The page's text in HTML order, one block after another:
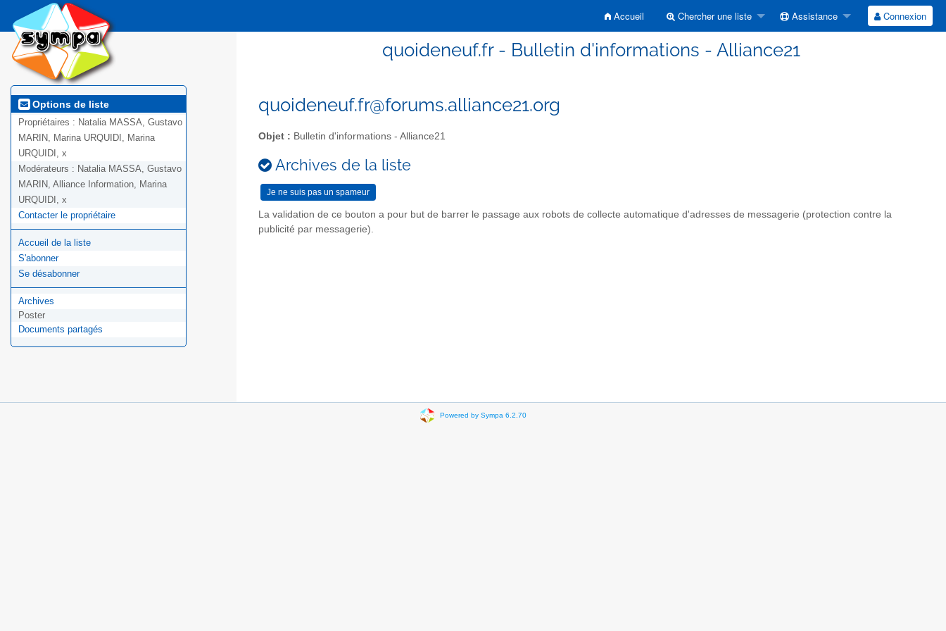
Accueil Chercher une liste Assistance Connexion
quoideneuf.fr - Bulletin d'informations - Alliance21
Options de liste
Propriétaires : Natalia MASSA, Gustavo
MARIN, Marina URQUIDI, Marina
URQUIDI, x
Modérateurs : Natalia MASSA, Gustavo
MARIN, Alliance Information, Marina
URQUIDI, x
Contacter le propriétaire
Accueil de la liste
S'abonner
Se désabonner
Archives
Poster
Documents partagés
quoideneuf.fr@forums.alliance21.org
Objet : Bulletin d'informations - Alliance21
Archives de la liste
La validation de ce bouton a pour but de barrer le passage aux robots de collecte automatique d'adresses de messagerie (protection contre la
publicité par messagerie).
Powered by Sympa 6.2.70